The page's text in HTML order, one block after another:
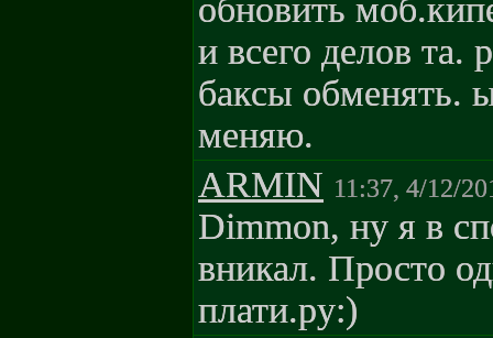
обновить
и всего делов та.
баксы обменять.
меняю.
ARMIN 11:37, 4/12/
Dimmon, ну я в
вникал. Просто
плати.ру:)